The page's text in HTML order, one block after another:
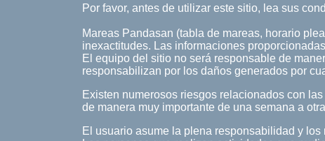
Por favor, antes de utilizar este sitio, lea sus
Mareas Pandasan (tabla de mareas, horario
inexactitudes. Las informaciones
El equipo del sitio no será responsable de
responsabilizan por los daños generados por
Existen numerosos riesgos relacionados con
de manera muy importante de una semana a
El usuario asume la plena responsabilidad y